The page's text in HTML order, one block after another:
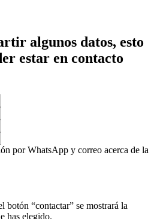
algunos datos, esto
estar en contacto
por WhatsApp y correo acerca de la
botón “contactar” se mostrará la
has elegido.